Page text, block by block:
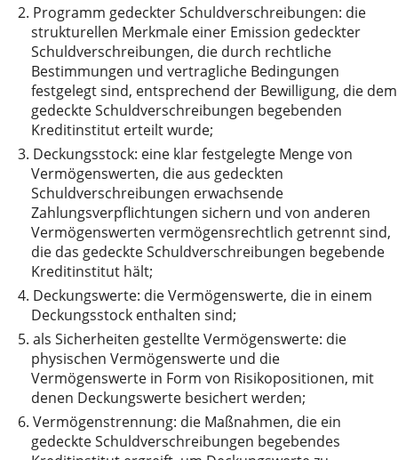
2. Programm gedeckter Schuldverschreibungen: die
strukturellen Merkmale einer Emission gedeckter
Schuldverschreibungen, die durch rechtliche
Bestimmungen und vertragliche Bedingungen
festgelegt sind, entsprechend der Bewilligung, die dem
gedeckte Schuldverschreibungen begebenden
Kreditinstitut erteilt wurde;
3. Deckungsstock: eine klar festgelegte Menge von
Vermögenswerten, die aus gedeckten
Schuldverschreibungen erwachsende
Zahlungsverpflichtungen sichern und von anderen
Vermögenswerten vermögensrechtlich getrennt sind,
die das gedeckte Schuldverschreibungen begebende
Kreditinstitut hält;
4. Deckungswerte: die Vermögenswerte, die in einem
Deckungsstock enthalten sind;
5. als Sicherheiten gestellte Vermögenswerte: die
physischen Vermögenswerte und die
Vermögenswerte in Form von Risikopositionen, mit
denen Deckungswerte besichert werden;
6. Vermögenstrennung: die Maßnahmen, die ein
gedeckte Schuldverschreibungen begebendes